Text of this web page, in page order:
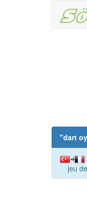
"dart
jeu